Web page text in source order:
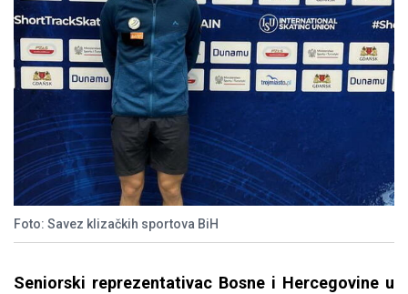
Foto: Savez klizačkih sportova BiH
Seniorski reprezentativac Bosne i Hercegovine u